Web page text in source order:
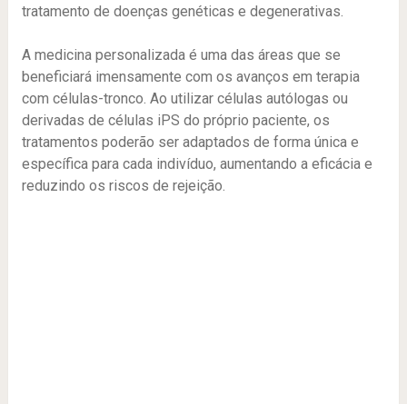
tratamento de doenças genéticas e degenerativas.
A medicina personalizada é uma das áreas que se
beneficiará imensamente com os avanços em terapia
com células-tronco. Ao utilizar células autólogas ou
derivadas de células iPS do próprio paciente, os
tratamentos poderão ser adaptados de forma única e
específica para cada indivíduo, aumentando a eficácia e
reduzindo os riscos de rejeição.